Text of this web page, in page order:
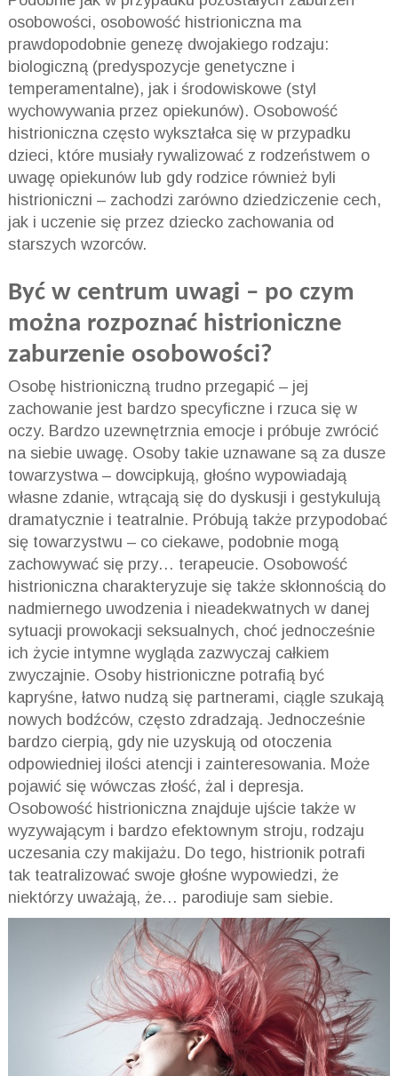
osobowości, osobowość histrioniczna ma
prawdopodobnie genezę dwojakiego rodzaju:
biologiczną (predyspozycje genetyczne i
temperamentalne), jak i środowiskowe (styl
wychowywania przez opiekunów). Osobowość
histrioniczna często wykształca się w przypadku
dzieci, które musiały rywalizować z rodzeństwem o
uwagę opiekunów lub gdy rodzice również byli
histrioniczni – zachodzi zarówno dziedziczenie cech,
jak i uczenie się przez dziecko zachowania od
starszych wzorców.
Być w centrum uwagi – po czym
można rozpoznać histrioniczne
zaburzenie osobowości?
Osobę histrioniczną trudno przegapić – jej
zachowanie jest bardzo specyficzne i rzuca się w
oczy. Bardzo uzewnętrznia emocje i próbuje zwrócić
na siebie uwagę. Osoby takie uznawane są za dusze
towarzystwa – dowcipkują, głośno wypowiadają
własne zdanie, wtrącają się do dyskusji i gestykulują
dramatycznie i teatralnie. Próbują także przypodobać
się towarzystwu – co ciekawe, podobnie mogą
zachowywać się przy… terapeucie. Osobowość
histrioniczna charakteryzuje się także skłonnością do
nadmiernego uwodzenia i nieadekwatnych w danej
sytuacji prowokacji seksualnych, choć jednocześnie
ich życie intymne wygląda zazwyczaj całkiem
zwyczajnie. Osoby histrioniczne potrafią być
kapryśne, łatwo nudzą się partnerami, ciągle szukają
nowych bodźców, często zdradzają. Jednocześnie
bardzo cierpią, gdy nie uzyskują od otoczenia
odpowiedniej ilości atencji i zainteresowania. Może
pojawić się wówczas złość, żal i depresja.
Osobowość histrioniczna znajduje ujście także w
wyzywającym i bardzo efektownym stroju, rodzaju
uczesania czy makijażu. Do tego, histrionik potrafi
tak teatralizować swoje głośne wypowiedzi, że
niektórzy uważają, że… parodiuje sam siebie.